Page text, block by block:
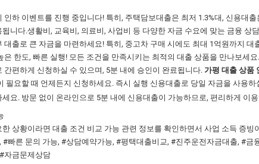
인하 이벤트를 진행 중입니다! 특히, 주택담보대출은 최저 1.3%대, 신용대
니다.생활비, 교육비, 의료비, 사업비 등 다양한 자금 수요에 맞는 금융 상
대출로 큰 자금을 마련하세요! 특히, 중고차 구매 시에도 최대 1억원까지
은 한도, 빠른 실행! 모든 조건을 만족시키는 최적의 대출 상품을 만나보
간편하게 신청하실 수 있으며, 5분 내에 승인이 완료됩니다. 가평 대출 상품
필요할 때 언제든지 신청하세요. 즉시 실행 신용대출로 당일 자금을 사용
요. 방문 없이 온라인으로 5분 내에 신용대출이 가능하므로, 편리하게 이
한 상황이라면 대출 조건 비교 가능 관련 정보를 확인하면서 사업 소득 증
#빠른 문의 가능, #상담예약가능, #평택대출비교, #진주운전자금대출, #
자금문제상담